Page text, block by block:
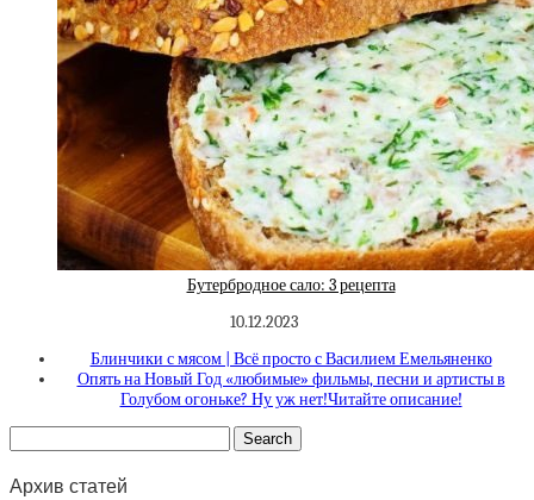
Бутербродное сало: 3 рецепта
10.12.2023
Блинчики с мясом | Всё просто с Василием Емельяненко
Опять на Новый Год «любимые» фильмы, песни и артисты в
Голубом огоньке? Ну уж нет!Читайте описание!
Архив статей